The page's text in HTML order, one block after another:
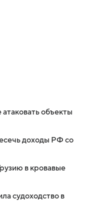
объекты
доходы РФ со
в кровавые
судоходство в